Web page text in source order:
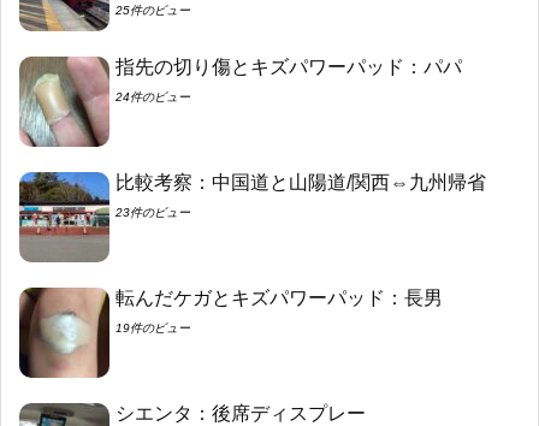
25件のビュー
指先の切り傷とキズパワーパッド：パパ
24件のビュー
比較考察：中国道と山陽道/関西⇔九州帰省
23件のビュー
転んだケガとキズパワーパッド：長男
19件のビュー
シエンタ：後席ディスプレー